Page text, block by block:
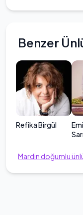
Benzer
Refika Birgül
Mardin doğumlu